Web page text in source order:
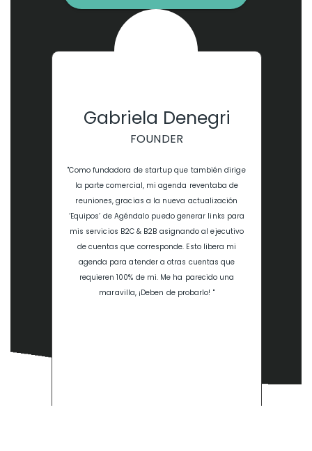
Gabriela Denegri
FOUNDER
"Como fundadora de startup que también dirige
la parte comercial, mi agenda reventaba de
reuniones, gracias a la nueva actualización
‘Equipos’ de Agéndalo puedo generar links para
mis servicios B2C & B2B asignando al ejecutivo
de cuentas que corresponde. Esto libera mi
agenda para atender a otras cuentas que
requieren 100% de mi. Me ha parecido una
maravilla, ¡Deben de probarlo! "